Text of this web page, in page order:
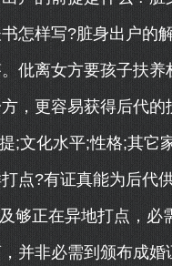
怎样写?脏身出户的
仳离女方要孩子扶
，更容易获得后代
;文化水平;性格;其它
点?有证真能为后代
够正在异地打点，必
并非必需到颁布成